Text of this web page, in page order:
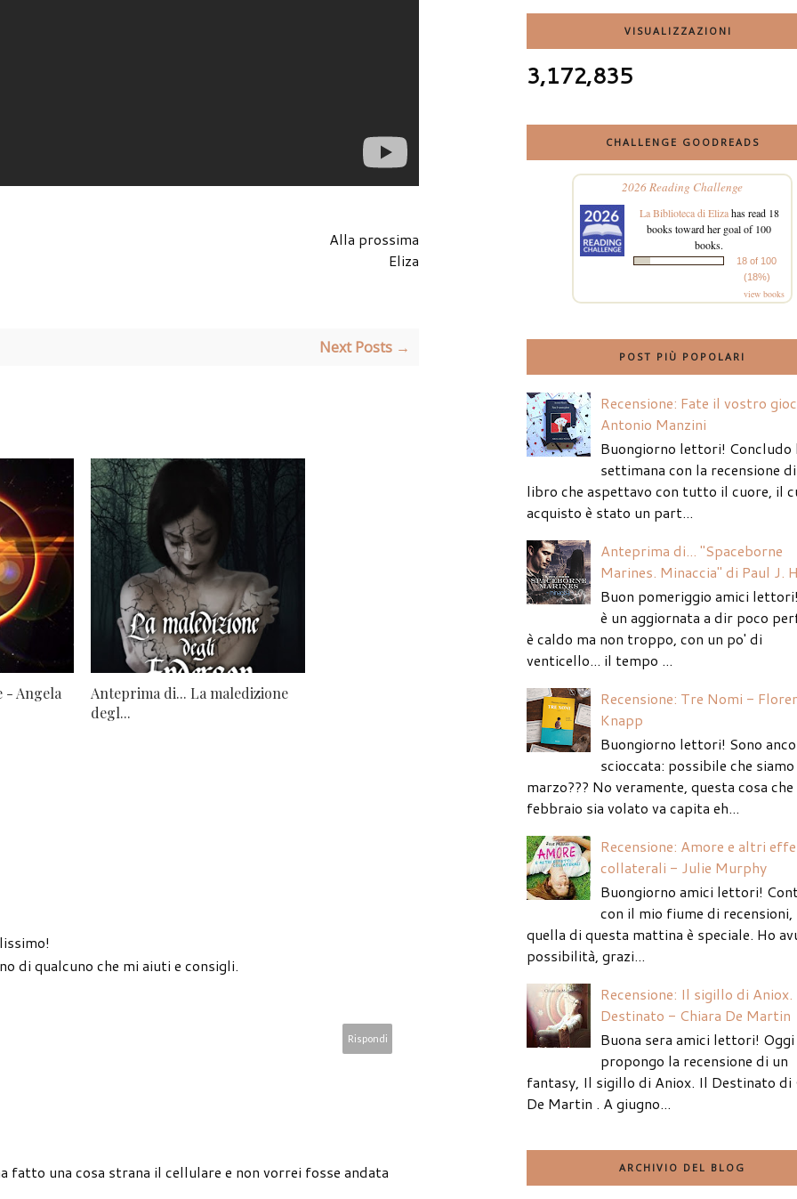
Alla prossima
Eliza
Next Posts →
- Angela
Anteprima di... La maledizione
degl...
di qualcuno che mi aiuti e consigli.
Rispondi
fatto una cosa strana il cellulare e non vorrei fosse andata
VISUALIZZAZIONI
3,172,835
CHALLENGE GOODREADS
2026 Reading Challenge
La Biblioteca di Elizahas read 18
books toward her goal of 100
books.
18 of 100
(18%)
view books
POST PIÙ POPOLARI
Recensione: Fate il vostro
Antonio Manzini
Buongiorno lettori! Concludo
settimana con la recensione
libro che aspettavo con tutto il cuore, il
acquisto è stato un part...
Anteprima di... "Spaceborne
Marines. Minaccia" di Paul J.
Buon pomeriggio amici
è un aggiornata a dir poco
è caldo ma non troppo, con un po' di
venticello... il tempo ...
Recensione: Tre Nomi -
Knapp
Buongiorno lettori! Sono
scioccata: possibile che siamo
marzo??? No veramente, questa cosa che
febbraio sia volato va capita eh...
Recensione: Amore e altri
collaterali - Julie Murphy
Buongiorno amici lettori!
con il mio fiume di recensioni,
quella di questa mattina è speciale. Ho
possibilità, grazi...
Recensione: Il sigillo di
Destinato - Chiara De Martin
Buona sera amici lettori!
propongo la recensione di un
fantasy, Il sigillo di Aniox. Il Destinato di
De Martin . A giugno...
ARCHIVIO DEL BLOG